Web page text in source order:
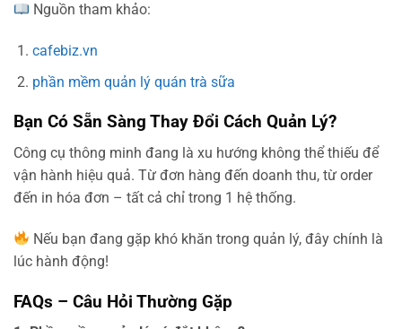
Nguồn tham khảo:
cafebiz.vn
phần mềm quản lý quán trà sữa
Bạn Có Sẵn Sàng Thay Đổi Cách Quản Lý?
Công cụ thông minh đang là xu hướng không thể thiếu để
vận hành hiệu quả. Từ đơn hàng đến doanh thu, từ order
đến in hóa đơn – tất cả chỉ trong 1 hệ thống.
Nếu bạn đang gặp khó khăn trong quản lý, đây chính là
lúc hành động!
FAQs – Câu Hỏi Thường Gặp